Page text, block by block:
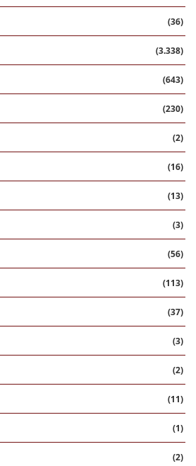
(36)
(3.338)
(643)
(230)
(2)
(16)
(13)
(3)
(56)
(113)
(37)
(3)
(2)
(11)
(1)
(2)